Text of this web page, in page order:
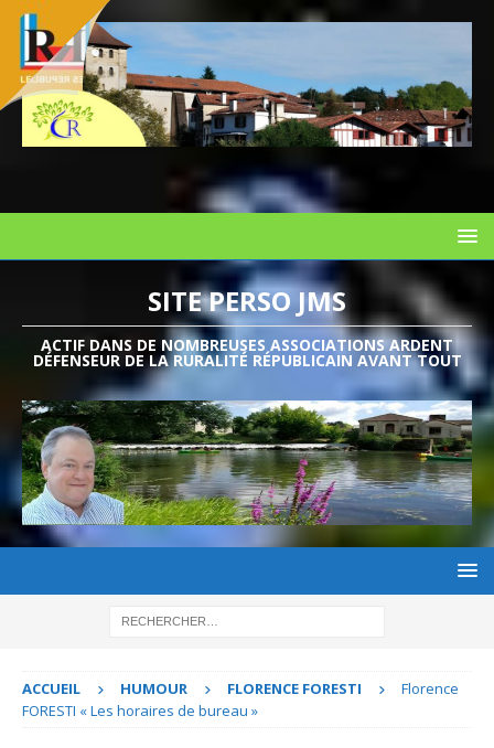
SITE PERSO JMS
ACTIF DANS DE NOMBREUSES ASSOCIATIONS ARDENT
DÉFENSEUR DE LA RURALITÉ RÉPUBLICAIN AVANT TOUT
ACCUEIL HUMOUR FLORENCE FORESTI
Florence
FORESTI « Les horaires de bureau »